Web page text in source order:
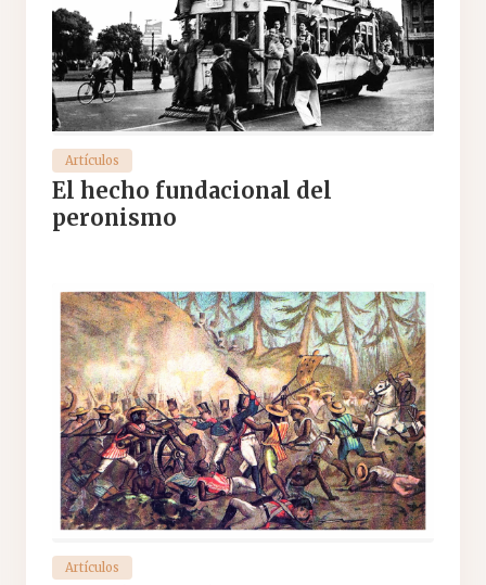
Artículos
El hecho fundacional del
peronismo
Artículos